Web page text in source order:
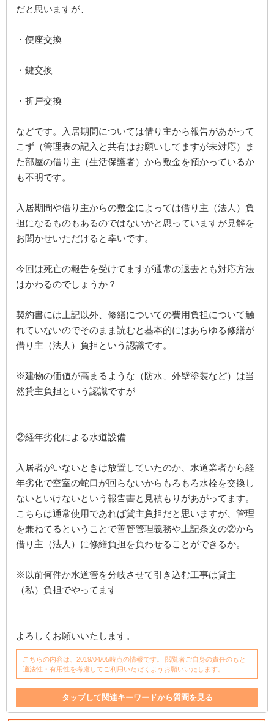
だと思いますが、
・便座交換
・鍵交換
・折戸交換
などです。入居期間については借り主から報告があがって
こず（管理表の記入と共有はお願いしてますが未対応）ま
た部屋の借り主（生活保護者）から敷金を預かっているか
も不明です。
入居期間や借り主からの敷金によっては借り主（法人）負
担になるものもあるのではないかと思っていますが見解を
お聞かせいただけると幸いです。
今回は死亡の報告を受けてますが通常の退去とも対応方法
はかわるのでしょうか？
契約書には上記以外、修繕についての費用負担について触
れていないのでそのまま読むと基本的にはあらゆる修繕が
借り主（法人）負担という認識です。
※建物の価値が高まるような（防水、外壁塗装など）は当
然貸主負担という認識ですが
②経年劣化による水道設備
入居者がいないときは放置していたのか、水道業者から経
年劣化で空室の蛇口が回らないからもろもろ水栓を交換し
ないといけないという報告書と見積もりがあがってます。
こちらは通常使用であれば貸主負担だと思いますが、管理
を兼ねてるということで善管管理義務や上記条文の②から
借り主（法人）に修繕負担を負わせることができるか。
※以前何件か水道管を分岐させて引き込む工事は貸主
（私）負担でやってます
よろしくお願いいたします。
こちらの内容は、2019/04/05時点の情報です。 閲覧者ご自身の責任のもと
適法性・有用性を考慮してご利用いただくようお願いいたします。
タップして関連キーワードから質問を見る
建物 設備 管理 退去 経年劣化 契約書